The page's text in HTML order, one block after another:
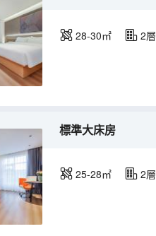
28-30㎡ 2層
標準大床房
25-28㎡ 2層